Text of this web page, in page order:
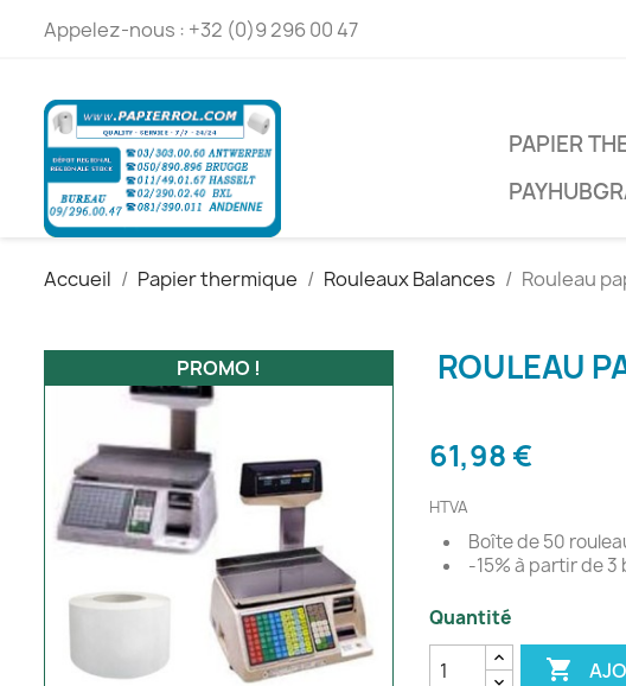
Appelez-nous : +32 (0)9 296 00 47
PAPIER
Accueil Papier thermique Rouleaux Balances Rouleau
PROMO ! ROULEAU
61,98 €
HTVA
Boîte de 50
-15% à partir de
Quantité
